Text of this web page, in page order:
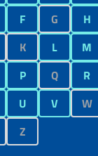
F G H
K L M
P Q R
U V W
Z